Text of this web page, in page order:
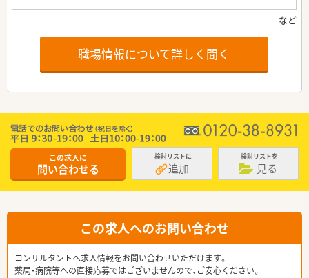
職場情報について詳しく聞く
この求人に
問い合わせる
検討リストに
追加
検討リストを
見る
この求人へのお問い合わせ
コンサルタントへ求人情報をお問い合わせいただけます。
薬局・病院等への直接応募ではございませんので、ご安心ください。